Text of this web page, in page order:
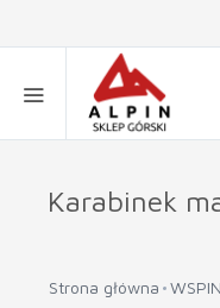
Karabinek
Strona główna